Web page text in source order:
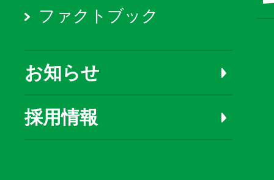
ファクトブック
お知らせ
採用情報